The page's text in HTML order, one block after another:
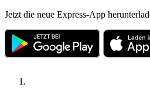
Jetzt die neue Express-App